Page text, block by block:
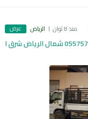
منذ 8 ثوان الرياض عرض
دينا طش اثاث قديم بالرياض 0557573607 شمال الرياض شرق ا